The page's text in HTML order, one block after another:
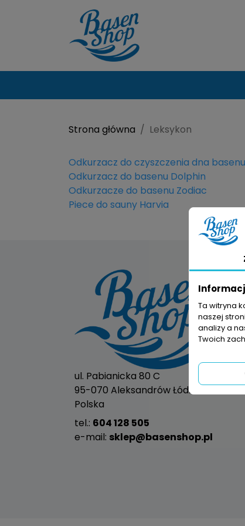
Strona główna Leksykon
Odkurzacz do czyszczenia dna basenu
Odkurzacz do basenu Dolphin
Odkurzacze do basenu Zodiac
Piece do sauny Harvia
ul. Pabianicka 80 C
95-070 Aleksandrów Łódzki
Polska
tel.: 604 128 505
e-mail: sklep@basenshop.pl
Ta witryna
naszej
analizy a
Twoich